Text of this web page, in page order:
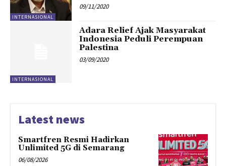
INTERNASIONAL
09/11/2020
INTERNASIONAL
Adara Relief Ajak Masyarakat
Indonesia Peduli Perempuan
Palestina
03/09/2020
Latest news
Smartfren Resmi Hadirkan
Unlimited 5G di Semarang
06/08/2026